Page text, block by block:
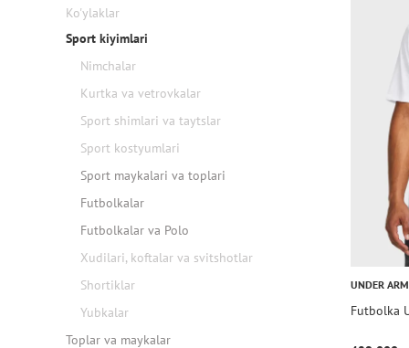
Ko'ylaklar
Sport kiyimlari
Nimchalar
Kurtka va vetrovkalar
Sport shimlari va taytslar
Sport kostyumlari
Sport maykalari va toplari
Futbolkalar
Futbolkalar va Polo
Xudilari, koftalar va svitshotlar
Shortiklar
Yubkalar
Toplar va maykalar
UNDER
Futbolka